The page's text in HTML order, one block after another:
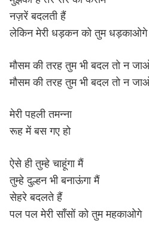
नज़रें बदलती हैं
लेकिन मेरी धड़कन को तुम धड़काओगे
मौसम की तरह तुम भी बदल तो न
मौसम की तरह तुम भी बदल तो न
मेरी पहली तमन्ना
रूह में बस गए हो
ऐसे ही तुम्हे चाहूंगा मैं
तुम्हे दुल्हन भी बनाऊंगा मैं
सेहरे बदलते हैं
पल पल मेरी साँसों को तुम महकाओगे